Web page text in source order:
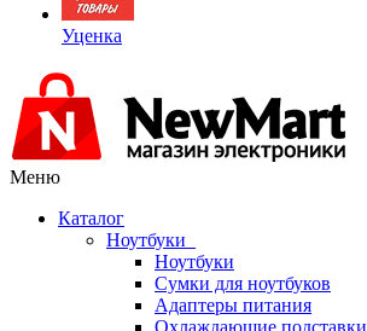
Уценка
Меню
Каталог
Ноутбуки
Ноутбуки
Сумки для ноутбуков
Адаптеры питания
Охлаждающие подставки